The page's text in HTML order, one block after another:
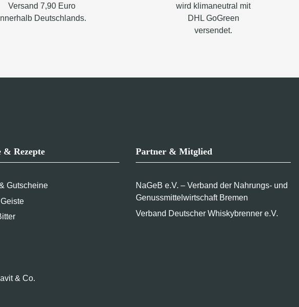
Versand 7,90 Euro
Deutschlands.
wird klimaneutral mit
DHL GoGreen
versendet.
& Rezepte
Gutscheine
& Co.
Partner & Mitglied
NaGeB e.V. – Verband der Nahrungs- und
Genussmittelwirtschaft Bremen
Verband Deutscher Whiskybrenner e.V.